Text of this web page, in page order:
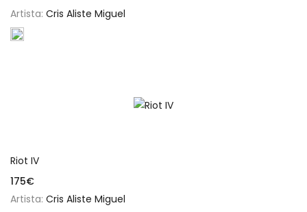
Artista: Cris Aliste Miguel
Riot IV
175€
Artista: Cris Aliste Miguel